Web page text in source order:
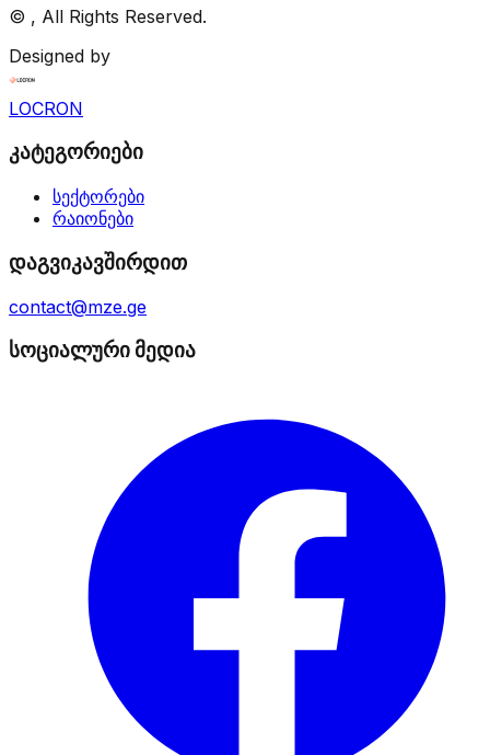
© , All Rights Reserved.
Designed by
LOCRON
კატეგორიები
სექტორები
რაიონები
დაგვიკავშირდით
contact@mze.ge
სოციალური მედია